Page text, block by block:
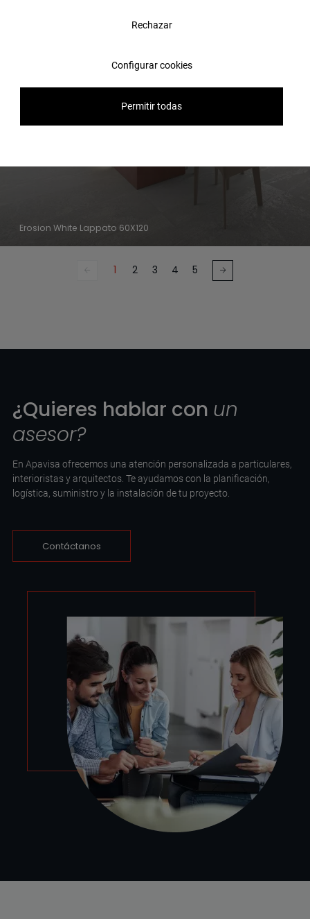
Erosion White Lappato 60X120
1 2 3 4 5
¿Quieres hablar con un
asesor?
En Apavisa ofrecemos una atención personalizada a particulares,
interioristas y arquitectos. Te ayudamos con la planificación,
logística, suministro y la instalación de tu proyecto.
Contáctanos
Rechazar
Configurar cookies
Permitir todas